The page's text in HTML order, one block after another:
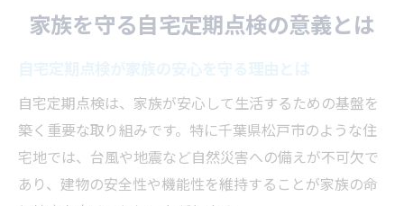
日常生活に潜む危険を点検で早期発見する
長期優良住宅申請と自宅定期点検の関係性
計画的な点検習慣で申請をスムーズに進め
るコツ
家族を守る自宅定期点検の意義とは
自宅定期点検は、家族が安心して生活するための基盤を
築く重要な取り組みです。特に千葉県松戸市のような住
宅地では、台風や地震など自然災害への備えが不可欠で
あり、建物の安全性や機能性を維持することが家族の命